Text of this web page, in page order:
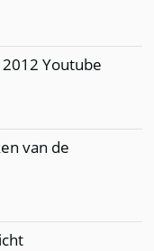
Youtube
van de